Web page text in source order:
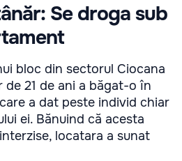
Se droga sub
bloc din sectorul Ciocana
de 21 de ani a băgat-o în
a dat peste individ chiar
ei. Bănuind că acesta
locatara a sunat